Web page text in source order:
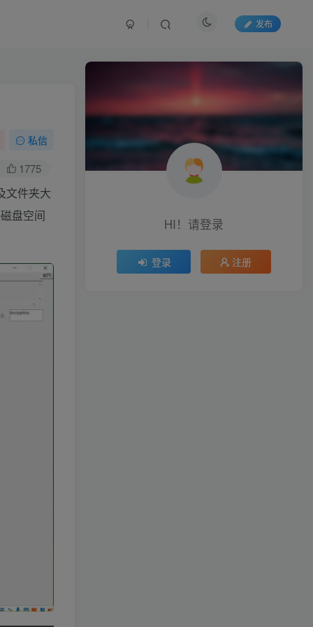
发布
私信
1775
文件夹大
盘空间
HI！请登录
登录 注册